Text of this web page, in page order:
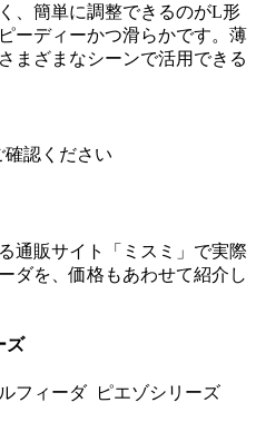
、簡単に調整できるのがL形
ーディーかつ滑らかです。薄
まざまなシーンで活用できる
認ください
通販サイト「ミスミ」で実際
ダを、価格もあわせて紹介し
ズ